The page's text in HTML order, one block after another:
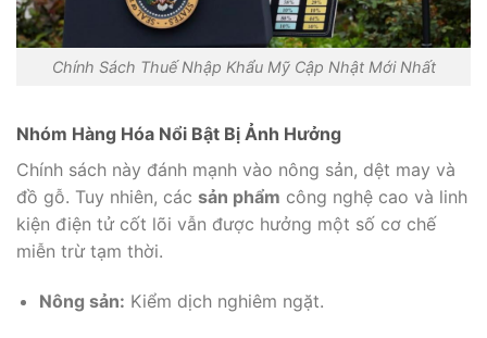
Chính Sách Thuế Nhập Khẩu Mỹ Cập Nhật Mới Nhất
Nhóm Hàng Hóa Nổi Bật Bị Ảnh Hưởng
Chính sách này đánh mạnh vào nông sản, dệt may và
đồ gỗ. Tuy nhiên, các sản phẩm công nghệ cao và linh
kiện điện tử cốt lõi vẫn được hưởng một số cơ chế
miễn trừ tạm thời.
Nông sản: Kiểm dịch nghiêm ngặt.